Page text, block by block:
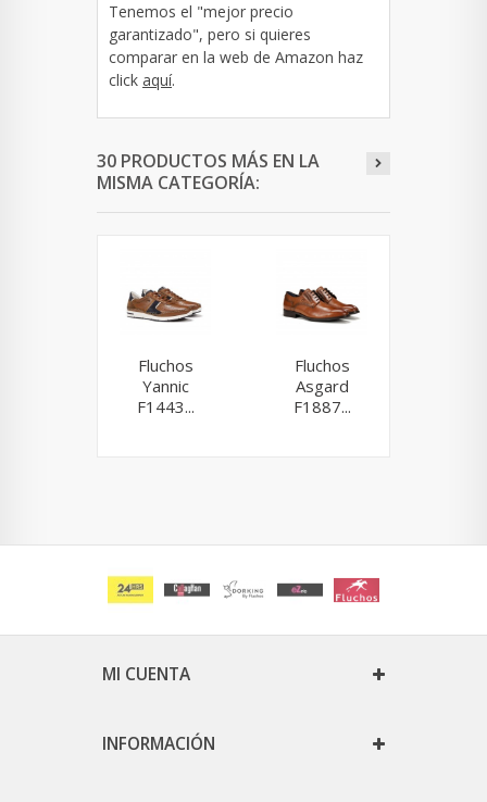
Tenemos el "mejor precio
garantizado", pero si quieres
comparar en la web de Amazon haz
click aquí.
30 PRODUCTOS MÁS EN LA
MISMA CATEGORÍA:
Fluchos
Yannic
F1443...
Fluchos
Asgard
F1887...
MI CUENTA
INFORMACIÓN